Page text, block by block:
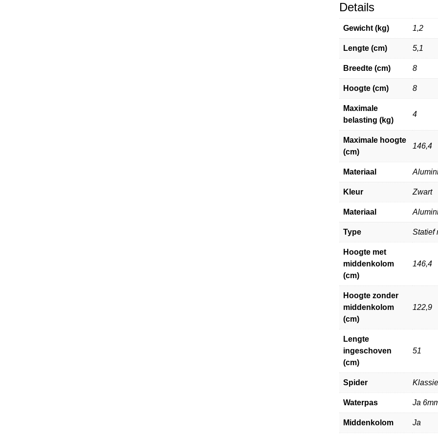
Details
Gewicht (kg) 1,2
Lengte (cm) 5,1
Breedte (cm) 8
Hoogte (cm) 8
Maximale
belasting (kg)
4
Maximale hoogte
(cm)
146,4
Materiaal
Kleur Zwart
Materiaal
Type Statief
Hoogte met
middenkolom
(cm)
146,4
Hoogte zonder
middenkolom
(cm)
122,9
Lengte
ingeschoven
(cm)
51
Spider
Waterpas Ja
Middenkolom Ja